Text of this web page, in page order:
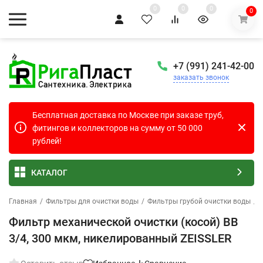
0 0 0 0
+7 (991) 241-42-00
заказать звонок
Бесплатная доставка по Москве при заказе труб,
фитингов и коллекторов на сумму от 50 000
рублей!
КАТАЛОГ
Главная / Фильтры для очистки воды / Фильтры грубой очистки воды /
Фильтр механической очистки (косой) ВВ
3/4, 300 мкм, никелированный ZEISSLER